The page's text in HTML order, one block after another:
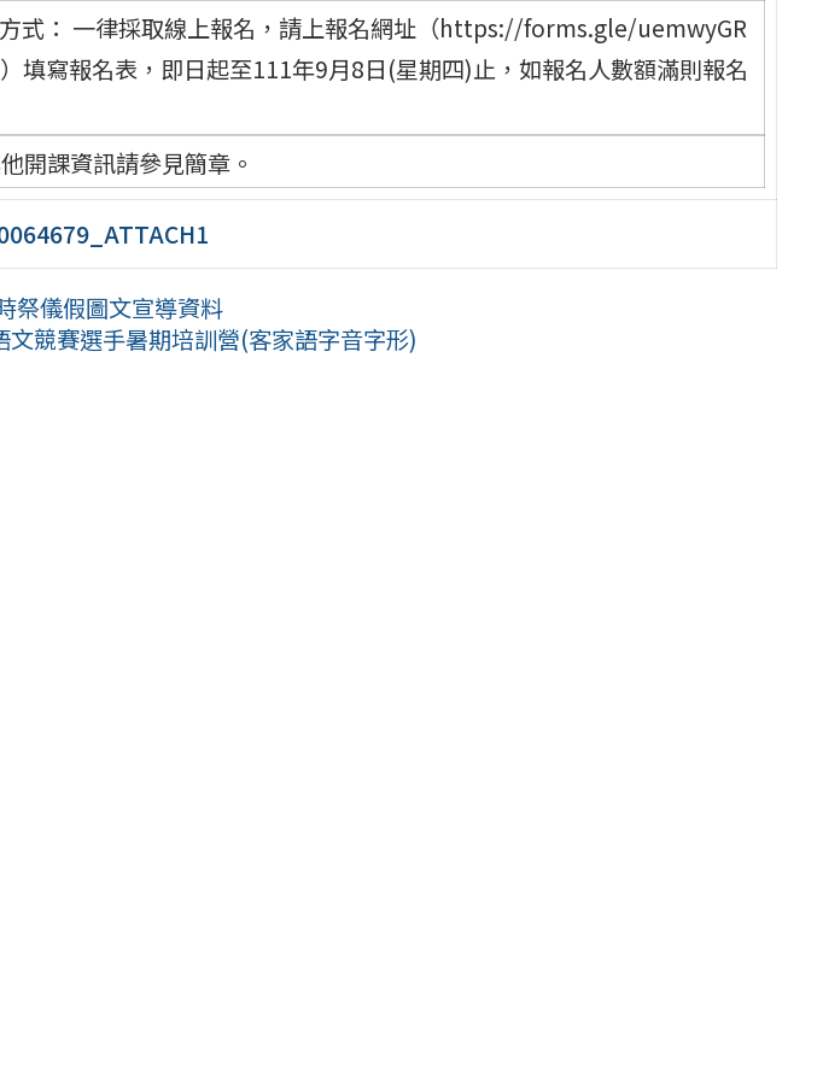
式： 一律採取線上報名，請上報名網址（https://forms.gle/uemwyGR
填寫報名表，即日起至111年9月8日(星期四)止，如報名人數額滿則報名
開課資訊請參見簡章。
祭儀假圖文宣導資料
文競賽選手暑期培訓營(客家語字音字形)